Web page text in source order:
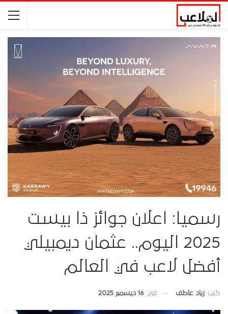
رسميا: اعلان جوائز ذا بيست
2025 اليوم.. عثمان ديمبيلي
أفضل لاعب في العالم
كتب زياد عاطف في 16 ديسمبر 2025